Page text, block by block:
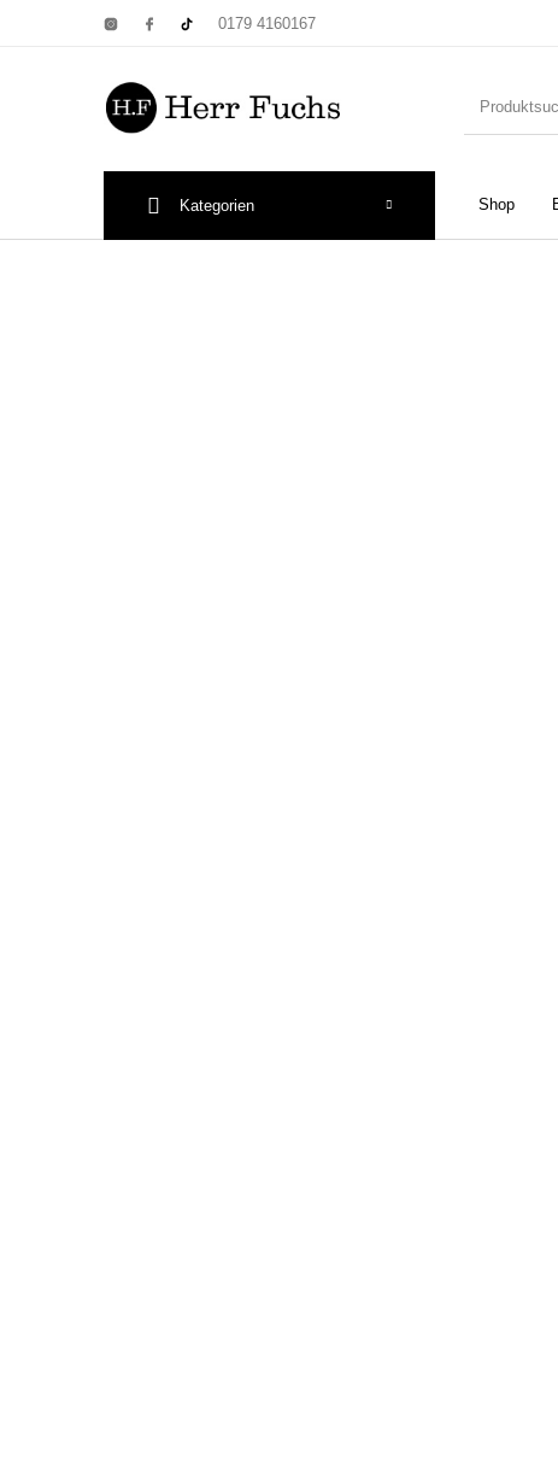
0179 4160167
Shop
Kategorien